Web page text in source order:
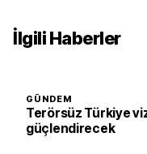
İlgili Haberler
GÜNDEM
Terörsüz Türkiye
güçlendirecek